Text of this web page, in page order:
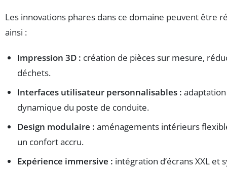
Les innovations phares dans ce domaine peuvent être
ainsi :
Impression 3D : création de pièces sur mesure,
déchets.
Interfaces utilisateur personnalisables : adaptation
dynamique du poste de conduite.
Design modulaire : aménagements intérieurs
un confort accru.
Expérience immersive : intégration d’écrans XXL et